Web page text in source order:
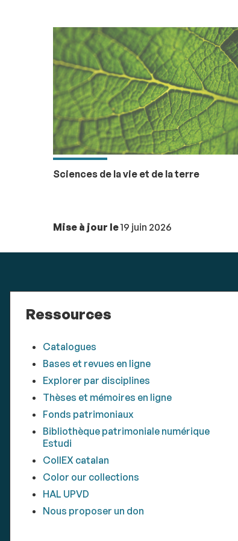
Sciences de la vie et de la terre
Mise à jour le19 juin 2026
Ressources
Catalogues
Bases et revues en ligne
Explorer par disciplines
Thèses et mémoires en ligne
Fonds patrimoniaux
Bibliothèque patrimoniale numérique
Estudi
CollEX catalan
Color our collections
HAL UPVD
Nous proposer un don